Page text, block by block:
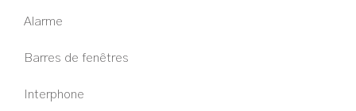
Alarme
Barres de fenêtres
Interphone